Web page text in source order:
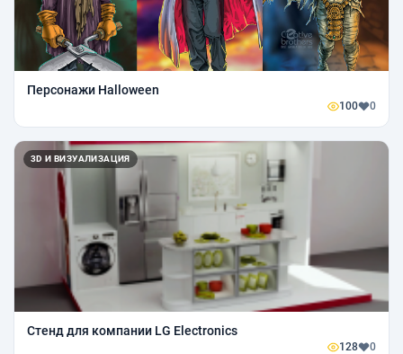
Персонажи Halloween
100 0
3D И ВИЗУАЛИЗАЦИЯ
Стенд для компании LG Electronics
128 0